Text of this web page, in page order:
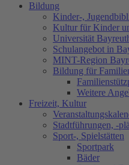
Bildung
Kinder-,
Kultur für Kinder
Universität
Schulangebot in
MINT-Region
Bildung für
Weitere
Freizeit, Kultur
Stadtführungen, -
Sport-, Spielstätten
Sportpark
Bäder